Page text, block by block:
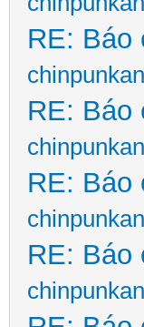
RE: Báo
RE: Báo
RE: Báo
RE: Báo